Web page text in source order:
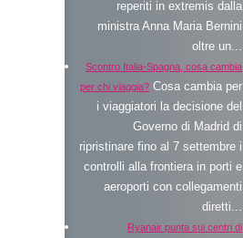
reperiti in extremis dalla
ministra Anna Maria Bernini
oltre un...
Scontro Italia-Spagna, cosa cambia
per chi viaggia? Cosa cambia per
i viaggiatori la decisione del
Governo di Madrid di
ripristinare fino al 7 settembre i
controlli alla frontiera in porti e
aeroporti con collegamenti
diretti...
Ryanair punta sui centri di